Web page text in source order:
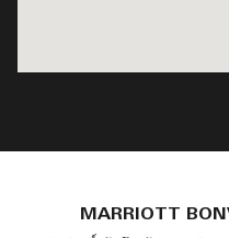
MARRIOTT